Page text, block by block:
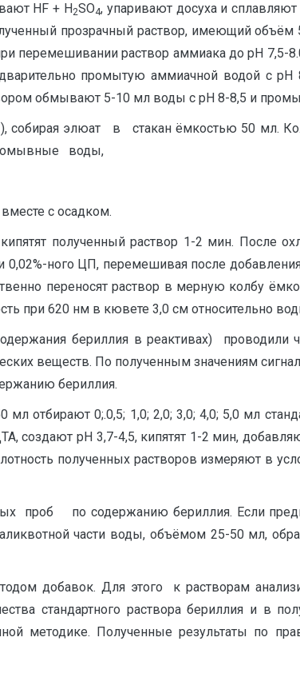
HF + H2SO4, упаривают досуха и
прозрачный раствор, имеющий
перемешивании раствор аммиака до рН 7,5-
промытую аммиачной водой с рН
обмывают 5-10 мл воды с рН 8-8,5 и
собирая элюат в стакан ёмкостью 50 мл.
воды,
с осадком.
полученный раствор 1-2 мин. После
ного ЦП, перемешивая после
переносят раствор в мерную колбу
при 620 нм в кювете 3,0 см относительно
бериллия в реактивах)
веществ. По полученным значениям
бериллия.
отбирают 0;.0,5; 1,0; 2,0; 3,0; 4,0; 5,0 мл
создают рН 3,7-4,5, кипятят 1-2 мин,
полученных растворов измеряют в
проб по содержанию бериллия. Если
части воды, объёмом 25-50 мл,
добавок. Для этого к растворам
стандартного раствора бериллия и в
методике. Полученные результаты по